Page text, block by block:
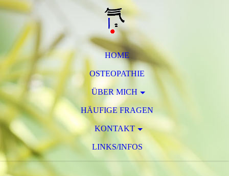
HOME
OSTEOPATHIE
ÜBER MICH
HÄUFIGE FRAGEN
KONTAKT
LINKS/INFOS